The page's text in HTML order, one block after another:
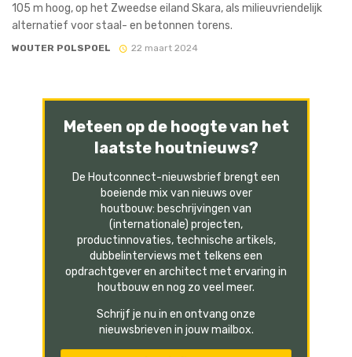
105 m hoog, op het Zweedse eiland Skara, als milieuvriendelijk
alternatief voor staal- en betonnen torens.
WOUTER POLSPOEL 22 maart 2024
Meteen op de hoogte van het
laatste houtnieuws?
De Houtconnect-nieuwsbrief brengt een
boeiende mix van nieuws over
houtbouw: beschrijvingen van
(internationale) projecten,
productinnovaties, technische artikels,
dubbelinterviews met telkens een
opdrachtgever en architect met ervaring in
houtbouw en nog zo veel meer.
Schrijf je nu in en ontvang onze
nieuwsbrieven in jouw mailbox.